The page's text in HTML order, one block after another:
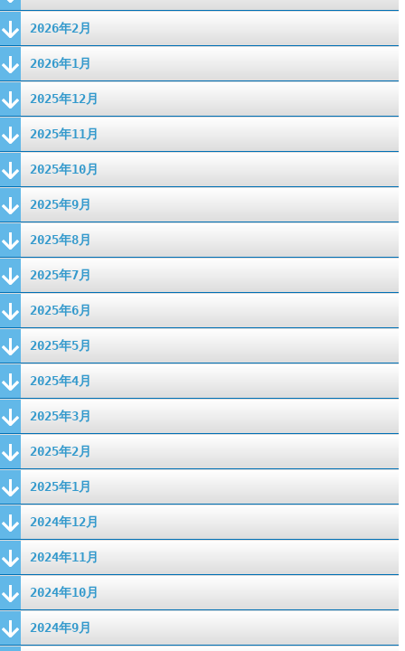
2026年2月
2026年1月
2025年12月
2025年11月
2025年10月
2025年9月
2025年8月
2025年7月
2025年6月
2025年5月
2025年4月
2025年3月
2025年2月
2025年1月
2024年12月
2024年11月
2024年10月
2024年9月